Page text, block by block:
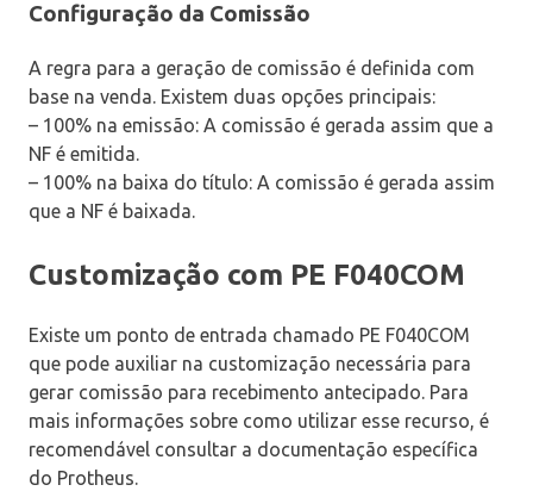
Configuração da Comissão
A regra para a geração de comissão é definida com
base na venda. Existem duas opções principais:
– 100% na emissão: A comissão é gerada assim que a
NF é emitida.
– 100% na baixa do título: A comissão é gerada assim
que a NF é baixada.
Customização com PE F040COM
Existe um ponto de entrada chamado PE F040COM
que pode auxiliar na customização necessária para
gerar comissão para recebimento antecipado. Para
mais informações sobre como utilizar esse recurso, é
recomendável consultar a documentação específica
do Protheus.